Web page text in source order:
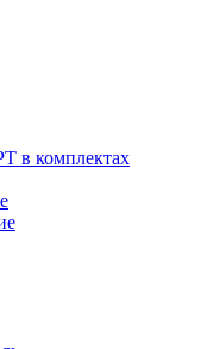
в комплектах